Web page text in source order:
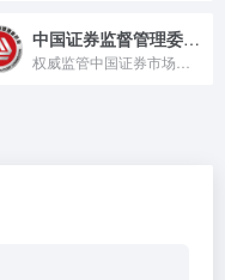
中国证券监督管理委员会